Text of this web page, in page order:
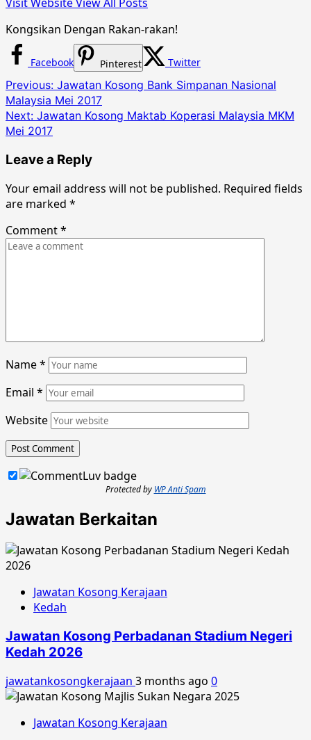
Kongsikan Dengan Rakan-rakan!
Facebook Pinterest Twitter
Post
navigation
Previous: Jawatan Kosong Bank Simpanan Nasional
Malaysia Mei 2017
Next: Jawatan Kosong Maktab Koperasi Malaysia MKM
Mei 2017
Leave a Reply
Your email address will not be published. Required fields
are marked *
Comment*
Name*
Email *
Website
Protected by WP Anti Spam
Jawatan Berkaitan
Jawatan Kosong Kerajaan
Kedah
Jawatan Kosong Perbadanan Stadium Negeri
Kedah 2026
jawatankosongkerajaan 3 months ago 0
Jawatan Kosong Kerajaan